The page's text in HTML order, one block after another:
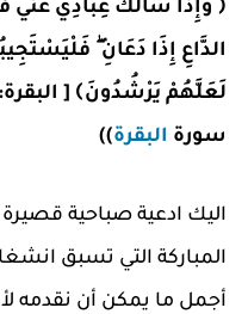
﴿ وَإِذَا سَأَلَكَ عِبَادِي عَنِّي
الدَّاعِ إِذَا دَعَانِ
سورة البقرة))
اليك ادعية صباحية
المباركة التي تسبق
أجمل ما يمكن أن نقدمه